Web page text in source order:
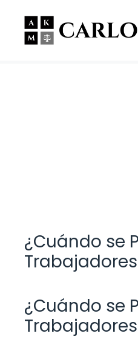
contenido
¿Cuándo se
Trabajadores
¿Cuándo se
Trabajadores